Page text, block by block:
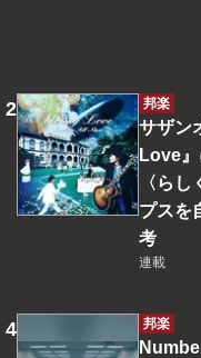
邦楽
サザン
Love
〈ら
プスを
考
連載
邦楽